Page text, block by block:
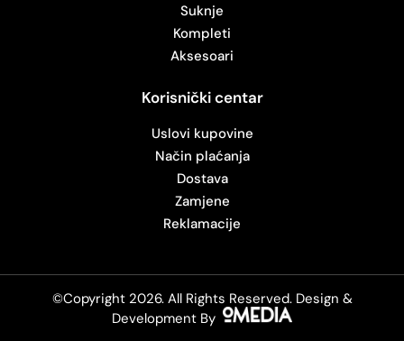
Suknje
Kompleti
Aksesoari
Korisnički centar
Uslovi kupovine
Način plaćanja
Dostava
Zamjene
Reklamacije
©Copyright 2026. All Rights Reserved. Design &
Development By